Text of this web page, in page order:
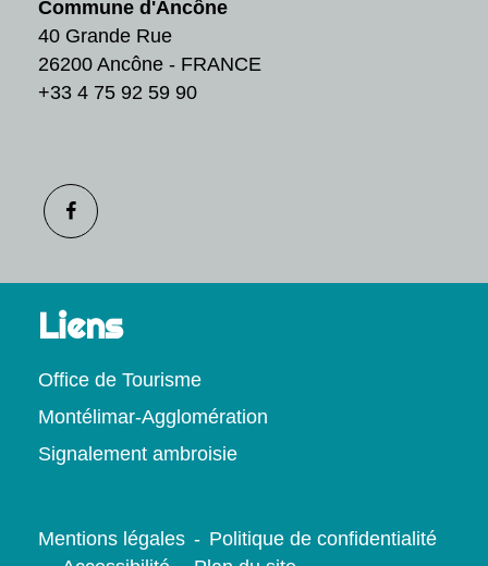
Commune d'Ancône
40 Grande Rue
26200 Ancône - FRANCE
+33 4 75 92 59 90
Liens
Office de Tourisme
Montélimar-Agglomération
Signalement ambroisie
Mentions légales - Politique de confidentialité